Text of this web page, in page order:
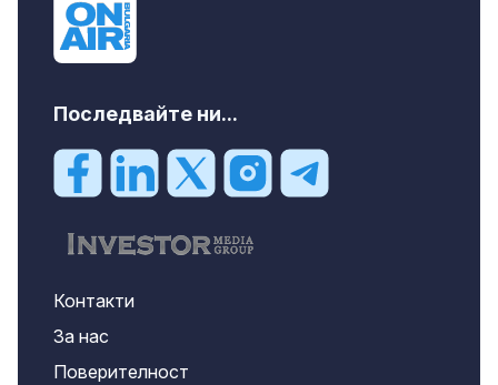
Последвайте ни...
Контакти
За нас
Поверителност